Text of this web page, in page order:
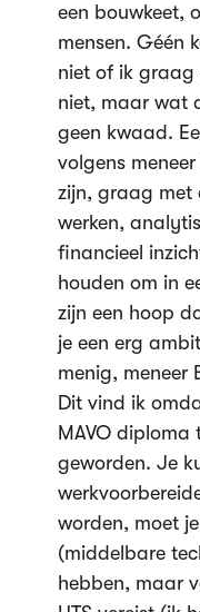
een bouwkeet,
mensen. Géén
niet of ik graag
niet, maar wat
geen kwaad.
volgens
zijn, graag met
werken,
financieel
houden om in
zijn een hoop
je een erg
menig, meneer
Dit vind ik
MAVO
geworden. Je
worden, moet
(middelbare
hebben, maar